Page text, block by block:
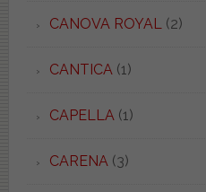
CANOVA ROYAL (2)
CANTICA (1)
CAPELLA (1)
CARENA (3)